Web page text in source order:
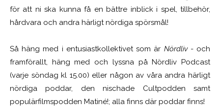
för att ni ska kunna få en bättre inblick i spel, tillbehör,
hårdvara och andra härligt nördiga spörsmål!
Så häng med i entusiastkollektivet som är Nördliv- och
framförallt, häng med och lyssna på Nördliv Podcast
(varje söndag kl 15.00) eller någon av våra andra härligt
nördiga poddar, den nischade Cultpodden samt
populärfilmspodden Matiné!; alla finns där poddar finns!